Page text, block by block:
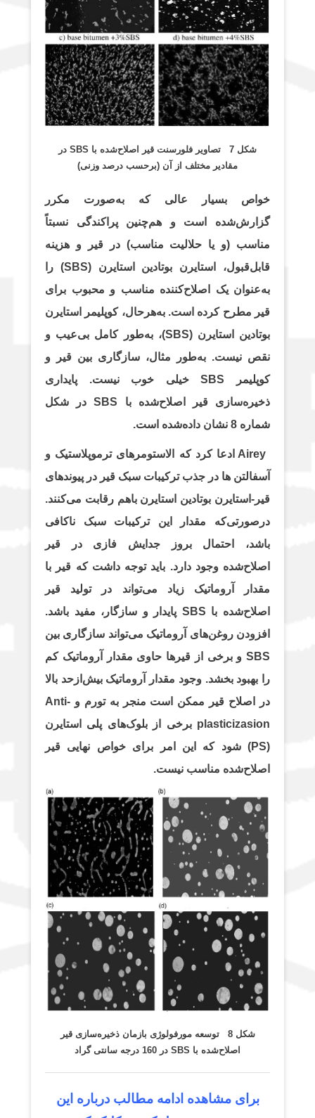
SBSدر
مقادیر مختلف از آن (برحسب درصد وزنی)
خواص بسیار عالی که به‌صورت مکرر
گزارش‌شده است و هم‌چنین پراکندگی نسبتاً
مناسب (و یا حلالیت مناسب) در قیر و هزینه
قابل‌قبول، استایرن بوتادین استایرن (SBS) را
به‌عنوان یک اصلاح‌کننده مناسب و محبوب برای
قیر مطرح کرده است. به‌هرحال، کوپلیمر استایرن
بوتادین استایرن (SBS)، به‌طور کامل بی‌عیب و
نقص نیست. به‌طور مثال، سازگاری بین قیر و
کوپلیمر SBS خیلی خوب نیست. پایداری
ذخیره‌سازی قیر اصلاح‌شده با SBS در شکل
Airey ادعا کرد که الاستومرهای ترموپلاستیک و
آسفالتن ها در جذب ترکیبات سبک قیر در پیوندهای
قیر-استایرن بوتادین استایرن باهم رقابت می‌کنند.
درصورتی‌که مقدار این ترکیبات سبک ناکافی
باشد، احتمال بروز جدایش فازی در قیر
اصلاح‌شده وجود دارد. باید توجه داشت که قیر با
مقدار آروماتیک زیاد می‌تواند در تولید قیر
اصلاح‌شده با SBS پایدار و سازگار، مفید باشد.
افزودن روغن‌های آروماتیک می‌تواند سازگاری بین
SBS و برخی از قیرها حاوی مقدار آروماتیک کم
را بهبود بخشد. وجود مقدار آروماتیک بیش‌ازحد بالا
در اصلاح قیر ممکن است منجر به تورم و Anti-
plasticizasion برخی از بلوک‌های پلی استایرن
(PS) شود که این امر برای خواص نهایی قیر
اصلاح‌شده مناسب نیست.
شکل 8 توسعه مورفولوژی بازمان ذخیره‌سازی قیر
اصلاح‌شده باSBSدر 160 درجه سانتی گراد
برای مشاهده ادامه مطالب درباره این